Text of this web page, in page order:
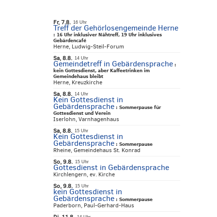
Fr, 7.8. 16 Uhr
Treff der Gehörlosengemeinde Herne
: 16 Uhr inklusiver Nähtreff, 19 Uhr inklusives
Gebärdencafé
Herne, Ludwig-Steil-Forum
Sa, 8.8. 14 Uhr
Gemeindetreff in Gebärdensprache:
kein Gottesdienst, aber Kaffeetrinken im
Gemeindehaus bleibt
Herne, Kreuzkirche
Sa, 8.8. 14 Uhr
Kein Gottesdienst in
Gebärdensprache: Sommerpause für
Gottesdienst und Verein
Iserlohn, Varnhagenhaus
Sa, 8.8. 15 Uhr
Kein Gottesdienst in
Gebärdensprache: Sommerpause
Rheine, Gemeindehaus St. Konrad
So, 9.8. 15 Uhr
Gottesdienst in Gebärdensprache
Kirchlengern, ev. Kirche
So, 9.8. 15 Uhr
kein Gottesdienst in
Gebärdensprache: Sommerpause
Paderborn, Paul-Gerhard-Haus